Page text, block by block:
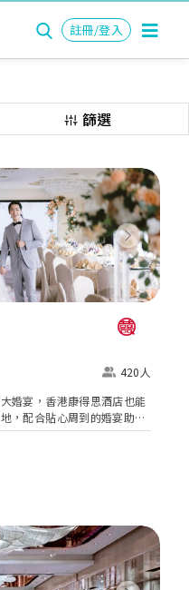
註冊/登入
篩選
Next
420人
婚宴，香港康得思酒店也能
，配合貼心周到的婚宴助理
喜宴配飾，為新人及賓客締